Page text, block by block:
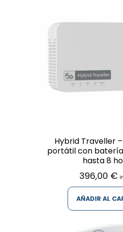
Hybrid Traveller
portátil con
hasta 8
396,00 €
AÑADIR AL